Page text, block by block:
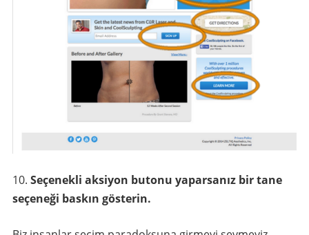
Seçenekli aksiyon butonu yaparsanız bir tane
seçeneği baskın gösterin.